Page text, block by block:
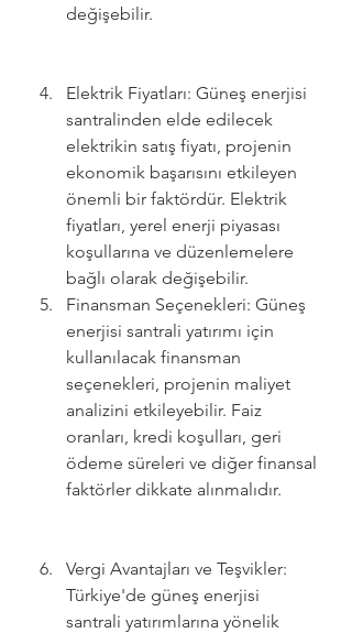
değişebilir.
Elektrik Fiyatları: Güneş enerjisi
santralinden elde edilecek
elektrikin satış fiyatı, projenin
ekonomik başarısını etkileyen
önemli bir faktördür. Elektrik
fiyatları, yerel enerji piyasası
koşullarına ve düzenlemelere
bağlı olarak değişebilir.
Finansman Seçenekleri: Güneş
enerjisi santrali yatırımı için
kullanılacak finansman
seçenekleri, projenin maliyet
analizini etkileyebilir. Faiz
oranları, kredi koşulları, geri
ödeme süreleri ve diğer finansal
faktörler dikkate alınmalıdır.
Vergi Avantajları ve Teşvikler:
Türkiye'de güneş enerjisi
santrali yatırımlarına yönelik